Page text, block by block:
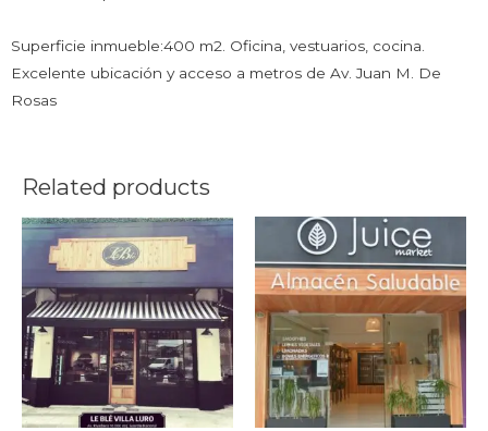
Superficie inmueble:400 m2. Oficina, vestuarios, cocina.
Excelente ubicación y acceso a metros de Av. Juan M. De
Rosas
Related products